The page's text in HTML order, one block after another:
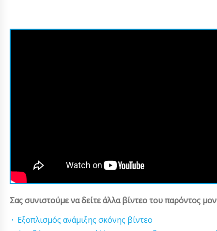
Σας συνιστούμε να δείτε άλλα βίντεο του παρόντος
Εξοπλισμός ανάμιξης σκόνης βίντεο